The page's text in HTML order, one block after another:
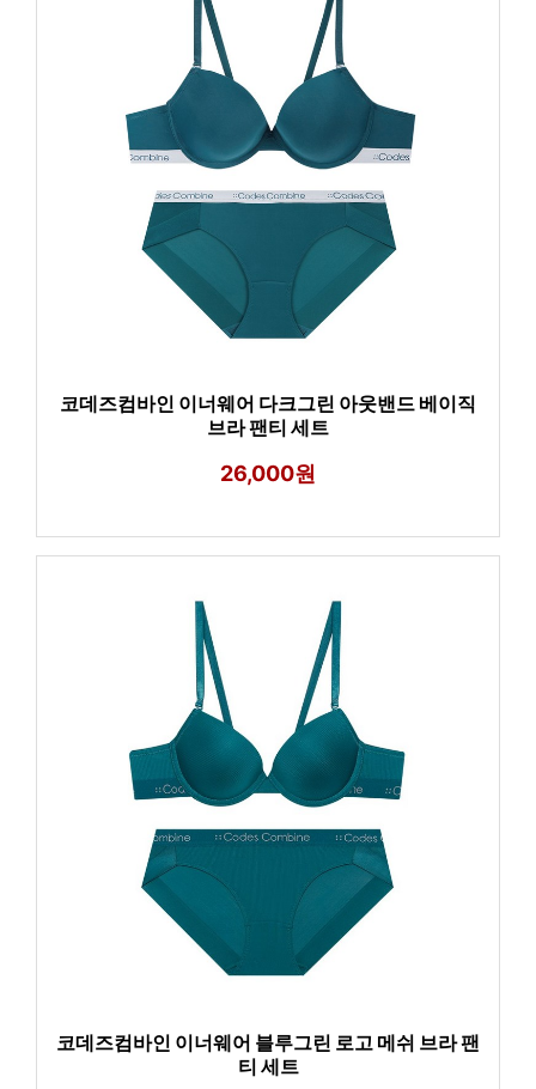
코데즈컴바인 이너웨어 다크그린 아웃밴드 베이직
브라 팬티 세트
26,000원
코데즈컴바인 이너웨어 블루그린 로고 메쉬 브라 팬
티 세트